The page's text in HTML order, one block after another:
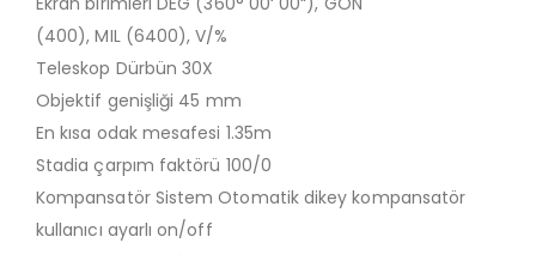
(400), MIL (6400), V/%
Teleskop Dürbün 30X
Objektif genişliği 45 mm
En kısa odak mesafesi 1.35m
Stadia çarpım faktörü 100/0
Kompansatör Sistem Otomatik dikey kompansatör
kullanıcı ayarlı on/off